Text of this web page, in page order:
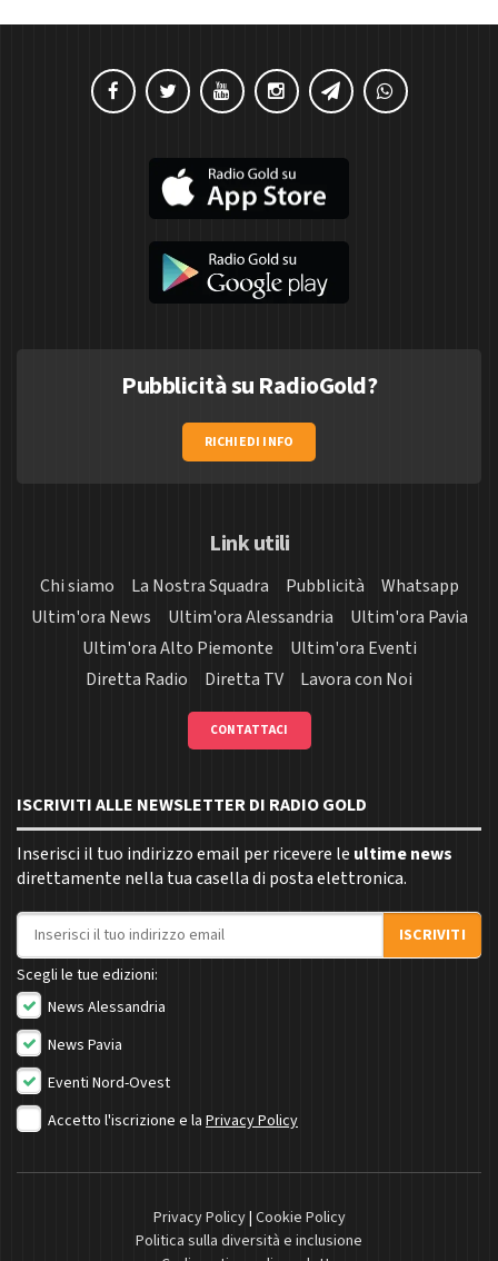
Pubblicità su RadioGold?
RICHIEDI INFO
Link utili
Chi siamo La Nostra Squadra Pubblicità
Whatsapp
Ultim'ora News
Ultim'ora Alessandria
Ultim'ora Pavia
Ultim'ora Alto Piemonte
Ultim'ora Eventi
Diretta Radio
Diretta TV Lavora con Noi
CONTATTACI
ISCRIVITI ALLE NEWSLETTER DI RADIO GOLD
Inserisci il tuo indirizzo email per ricevere le ultime news
direttamente nella tua casella di posta elettronica.
Indirizzo email
ISCRIVITI
Scegli le tue edizioni:
News Alessandria
News Pavia
Eventi Nord-Ovest
Accetto l'iscrizione e la Privacy Policy
Privacy Policy| Cookie Policy
Politica sulla diversità e inclusione